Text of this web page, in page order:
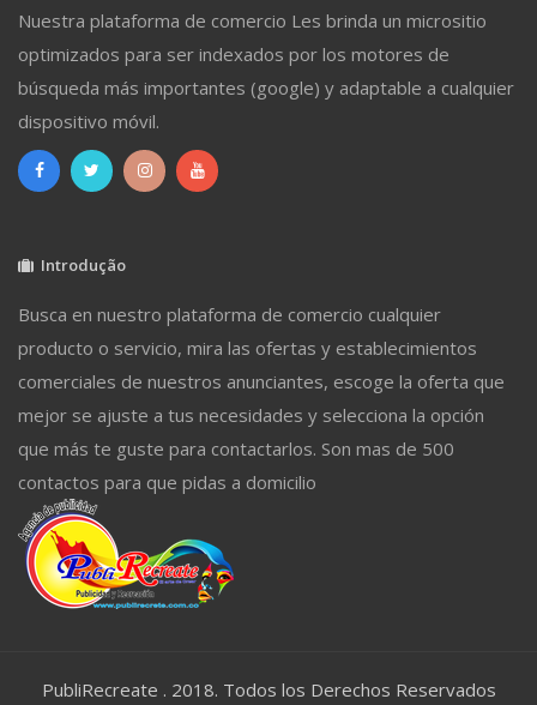
Nuestra plataforma de comercio Les brinda un micrositio
optimizados para ser indexados por los motores de
búsqueda más importantes (google) y adaptable a cualquier
dispositivo móvil.
Introdução
Busca en nuestro plataforma de comercio cualquier
producto o servicio, mira las ofertas y establecimientos
comerciales de nuestros anunciantes, escoge la oferta que
mejor se ajuste a tus necesidades y selecciona la opción
que más te guste para contactarlos. Son mas de 500
contactos para que pidas a domicilio
PubliRecreate . 2018. Todos los Derechos Reservados